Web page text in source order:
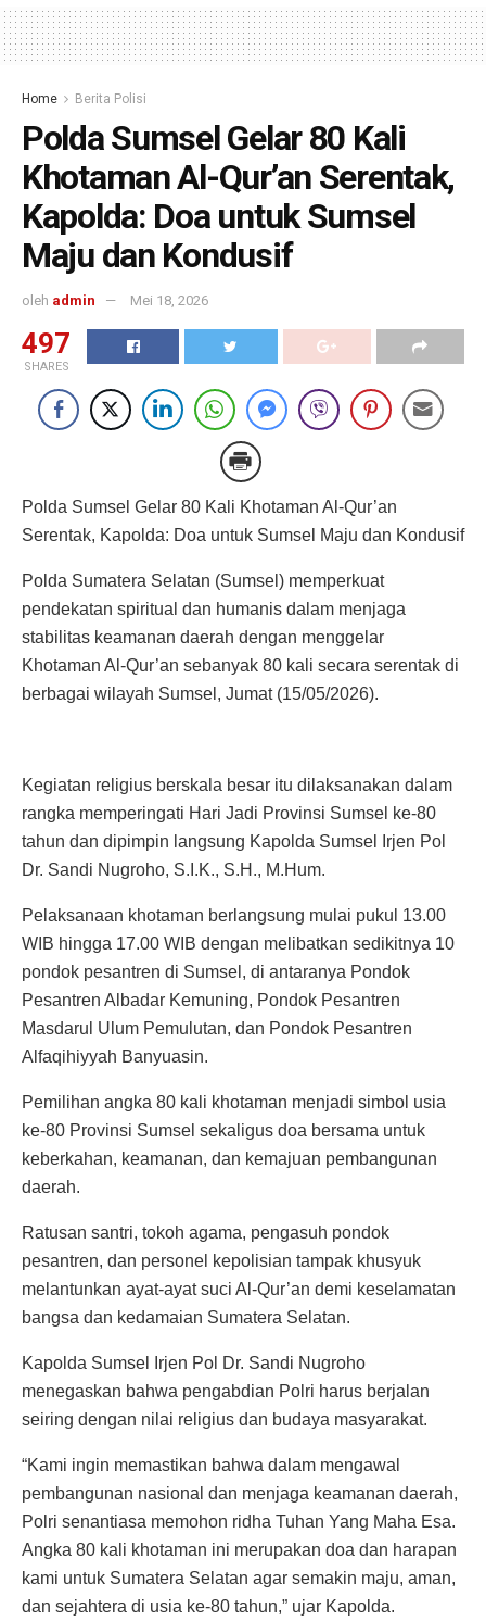
Home Berita Polisi
Polda Sumsel Gelar 80 Kali
Khotaman Al-Qur’an Serentak,
Kapolda: Doa untuk Sumsel
Maju dan Kondusif
oleh admin Mei 18, 2026
497
SHARES
Polda Sumsel Gelar 80 Kali Khotaman Al-Qur’an
Serentak, Kapolda: Doa untuk Sumsel Maju dan Kondusif
Polda Sumatera Selatan (Sumsel) memperkuat
pendekatan spiritual dan humanis dalam menjaga
stabilitas keamanan daerah dengan menggelar
Khotaman Al-Qur’an sebanyak 80 kali secara serentak di
berbagai wilayah Sumsel, Jumat (15/05/2026).
Kegiatan religius berskala besar itu dilaksanakan dalam
rangka memperingati Hari Jadi Provinsi Sumsel ke-80
tahun dan dipimpin langsung Kapolda Sumsel Irjen Pol
Dr. Sandi Nugroho, S.I.K., S.H., M.Hum.
Pelaksanaan khotaman berlangsung mulai pukul 13.00
WIB hingga 17.00 WIB dengan melibatkan sedikitnya 10
pondok pesantren di Sumsel, di antaranya Pondok
Pesantren Albadar Kemuning, Pondok Pesantren
Masdarul Ulum Pemulutan, dan Pondok Pesantren
Alfaqihiyyah Banyuasin.
Pemilihan angka 80 kali khotaman menjadi simbol usia
ke-80 Provinsi Sumsel sekaligus doa bersama untuk
keberkahan, keamanan, dan kemajuan pembangunan
daerah.
Ratusan santri, tokoh agama, pengasuh pondok
pesantren, dan personel kepolisian tampak khusyuk
melantunkan ayat-ayat suci Al-Qur’an demi keselamatan
bangsa dan kedamaian Sumatera Selatan.
Kapolda Sumsel Irjen Pol Dr. Sandi Nugroho
menegaskan bahwa pengabdian Polri harus berjalan
seiring dengan nilai religius dan budaya masyarakat.
“Kami ingin memastikan bahwa dalam mengawal
pembangunan nasional dan menjaga keamanan daerah,
Polri senantiasa memohon ridha Tuhan Yang Maha Esa.
Angka 80 kali khotaman ini merupakan doa dan harapan
kami untuk Sumatera Selatan agar semakin maju, aman,
dan sejahtera di usia ke-80 tahun,” ujar Kapolda.